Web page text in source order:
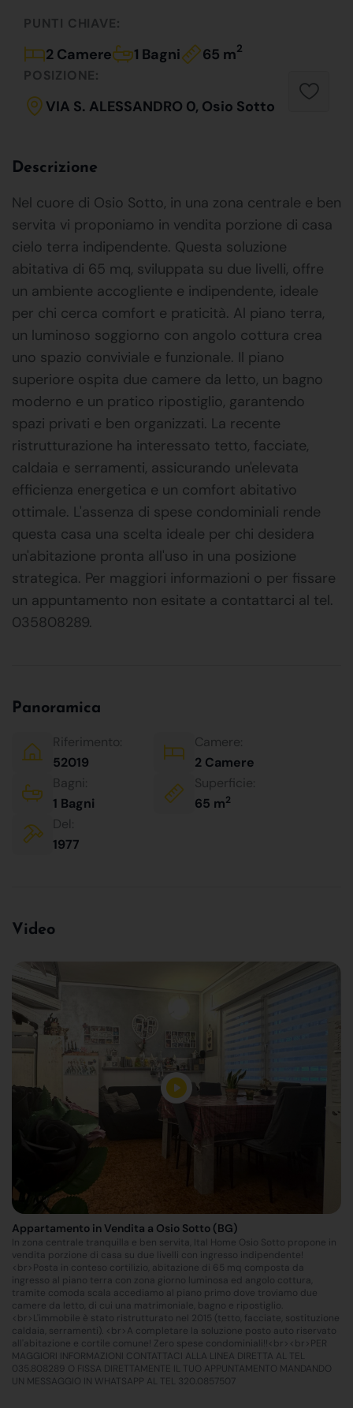
PUNTI CHIAVE:
2 Camere 1 Bagni 65 m2
POSIZIONE:
VIA S. ALESSANDRO 0, Osio Sotto
Descrizione
Nel cuore di Osio Sotto, in una zona centrale e ben
servita vi proponiamo in vendita porzione di casa
cielo terra indipendente. Questa soluzione
abitativa di 65 mq, sviluppata su due livelli, offre
un ambiente accogliente e indipendente, ideale
per chi cerca comfort e praticità. Al piano terra,
un luminoso soggiorno con angolo cottura crea
uno spazio conviviale e funzionale. Il piano
superiore ospita due camere da letto, un bagno
moderno e un pratico ripostiglio, garantendo
spazi privati e ben organizzati. La recente
ristrutturazione ha interessato tetto, facciate,
caldaia e serramenti, assicurando un'elevata
efficienza energetica e un comfort abitativo
ottimale. L'assenza di spese condominiali rende
questa casa una scelta ideale per chi desidera
un'abitazione pronta all'uso in una posizione
strategica. Per maggiori informazioni o per fissare
un appuntamento non esitate a contattarci al tel.
035808289.
Panoramica
Riferimento:
52019
Camere:
2 Camere
Bagni:
1 Bagni
Superficie:
65 m2
Del:
1977
Video
Appartamento in Vendita a Osio Sotto (BG)
In zona centrale tranquilla e ben servita, Ital Home Osio Sotto propone in
vendita porzione di casa su due livelli con ingresso indipendente!
<br>Posta in conteso cortilizio, abitazione di 65 mq composta da
ingresso al piano terra con zona giorno luminosa ed angolo cottura,
tramite comoda scala accediamo al piano primo dove troviamo due
camere da letto, di cui una matrimoniale, bagno e ripostiglio.
<br>L'immobile è stato ristrutturato nel 2015 (tetto, facciate, sostituzione
caldaia, serramenti). <br>A completare la soluzione posto auto riservato
all'abitazione e cortile comune! Zero spese condominiali!!<br><br>PER
MAGGIORI INFORMAZIONI CONTATTACI ALLA LINEA DIRETTA AL TEL
035.808289 O FISSA DIRETTAMENTE IL TUO APPUNTAMENTO MANDANDO
UN MESSAGGIO IN WHATSAPP AL TEL 320.0857507